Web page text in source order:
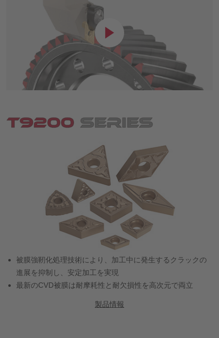
被膜強靭化処理技術により、加工中に発生するクラックの
進展を抑制し、安定加工を実現
最新のCVD被膜は耐摩耗性と耐欠損性を高次元で両立
製品情報